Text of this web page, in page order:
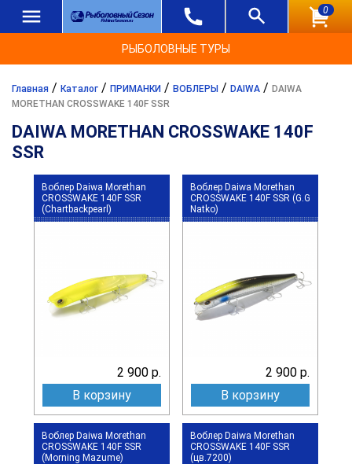
0
РЫБОЛОВНЫЕ ТУРЫ
Главная / Каталог / ПРИМАНКИ / ВОБЛЕРЫ / DAIWA / DAIWA
MORETHAN CROSSWAKE 140F SSR
DAIWA MORETHAN CROSSWAKE 140F
SSR
Воблер Daiwa Morethan
CROSSWAKE 140F SSR
(Chartbackpearl)
2 900 р.
В корзину
Воблер Daiwa Morethan
CROSSWAKE 140F SSR (G.G
Natko)
2 900 р.
В корзину
Воблер Daiwa Morethan
CROSSWAKE 140F SSR
(Morning Mazume)
Воблер Daiwa Morethan
CROSSWAKE 140F SSR
(цв.7200)